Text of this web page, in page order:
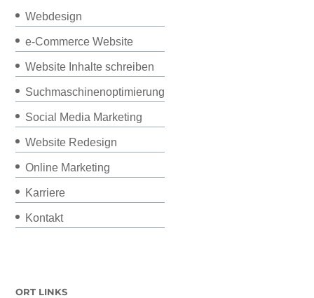
Webdesign
e-Commerce Website
Website Inhalte schreiben
Suchmaschinenoptimierung
Social Media Marketing
Website Redesign
Online Marketing
Karriere
Kontakt
ORT LINKS